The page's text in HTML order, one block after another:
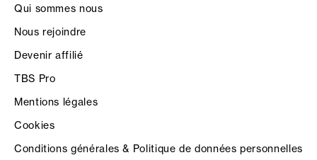
Qui sommes nous
Nous rejoindre
Devenir affilié
TBS Pro
Mentions légales
Cookies
Conditions générales & Politique de données personnelles